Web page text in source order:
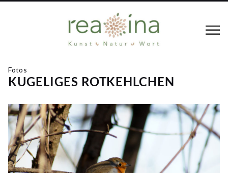
Fotos
KUGELIGES ROTKEHLCHEN